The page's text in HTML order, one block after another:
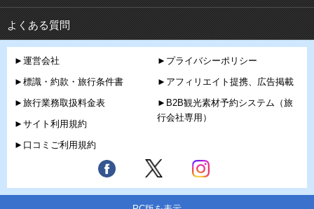
よくある質問
►運営会社
►標識・約款・旅行条件書
►旅行業務取扱料金表
►サイト利用規約
►口コミご利用規約
►プライバシーポリシー
►アフィリエイト提携、広告掲載
►B2B観光素材予約システム（旅
行会社専用）